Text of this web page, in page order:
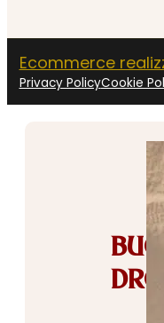
Ecommerce
Privacy PolicyCookie